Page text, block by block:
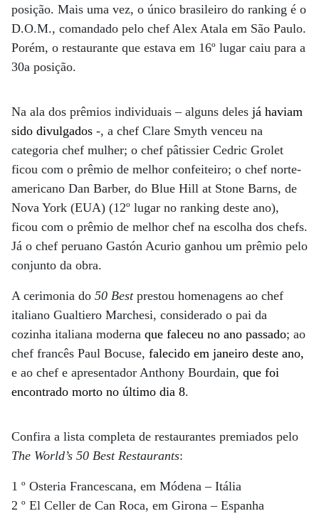
posição. Mais uma vez, o único brasileiro do ranking é o
D.O.M., comandado pelo chef Alex Atala em São Paulo.
Porém, o restaurante que estava em 16º lugar caiu para a
30a posição.
Na ala dos prêmios individuais – alguns deles já haviam
sido divulgados -, a chef Clare Smyth venceu na
categoria chef mulher; o chef pâtissier Cedric Grolet
ficou com o prêmio de melhor confeiteiro; o chef norte-
americano Dan Barber, do Blue Hill at Stone Barns, de
Nova York (EUA) (12º lugar no ranking deste ano),
ficou com o prêmio de melhor chef na escolha dos chefs.
Já o chef peruano Gastón Acurio ganhou um prêmio pelo
conjunto da obra.
A cerimonia do 50 Best prestou homenagens ao chef
italiano Gualtiero Marchesi, considerado o pai da
cozinha italiana moderna que faleceu no ano passado; ao
chef francês Paul Bocuse, falecido em janeiro deste ano,
e ao chef e apresentador Anthony Bourdain, que foi
encontrado morto no último dia 8.
Confira a lista completa de restaurantes premiados pelo
The World’s 50 Best Restaurants:
1 º Osteria Francescana, em Módena – Itália
2 º El Celler de Can Roca, em Girona – Espanha